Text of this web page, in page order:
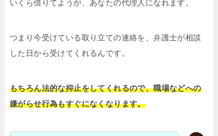
いくら借りてようが、あなたの代理人になれます。
つまり今受けている取り立ての連絡を、弁護士が相談
した日から受けてくれるんです。
もちろん法的な抑止をしてくれるので、職場などへの
嫌がらせ行為もすぐになくなります。